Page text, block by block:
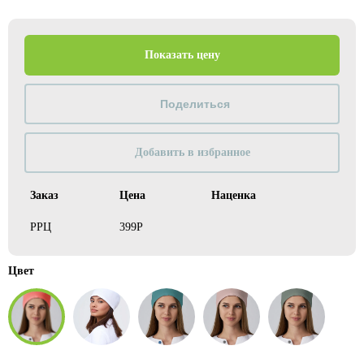
Заказ Цена Наценка
РРЦ 399Р
Показать цену
Добавить в избранное
Цвет